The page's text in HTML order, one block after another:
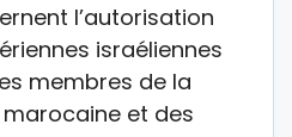
l’autorisation
israéliennes
membres de la
et des